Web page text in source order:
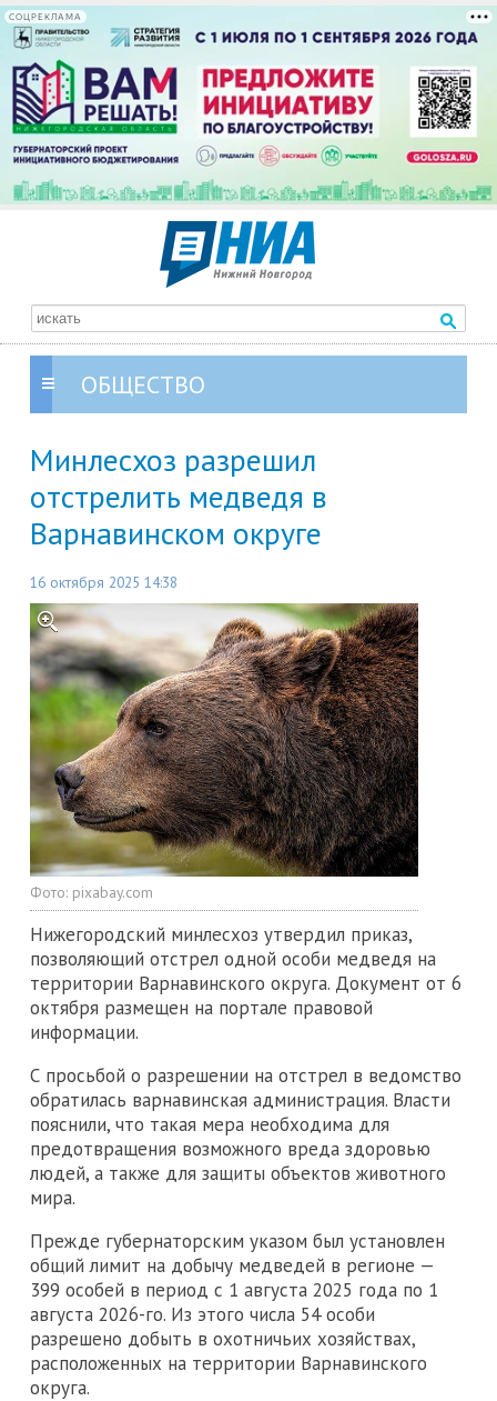
СОЦРЕКЛАМА
ОБЩЕСТВО
Минлесхоз разрешил
отстрелить медведя в
Варнавинском округе
16 октября 2025 14:38
Фото: pixabay.com
Нижегородский минлесхоз утвердил приказ,
позволяющий отстрел одной особи медведя на
территории Варнавинского округа. Документ от 6
октября размещен на портале правовой
информации.
С просьбой о разрешении на отстрел в ведомство
обратилась варнавинская администрация. Власти
пояснили, что такая мера необходима для
предотвращения возможного вреда здоровью
людей, а также для защиты объектов животного
мира.
Прежде губернаторским указом был установлен
общий лимит на добычу медведей в регионе —
399 особей в период с 1 августа 2025 года по 1
августа 2026-го. Из этого числа 54 особи
разрешено добыть в охотничьих хозяйствах,
расположенных на территории Варнавинского
округа.